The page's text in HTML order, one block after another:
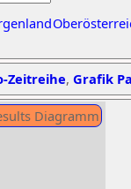
Zeitreihe, Grafik